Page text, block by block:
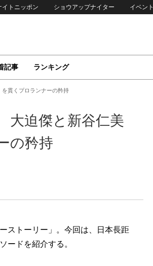
イトニッポン ショウアップナイター イベント
記事 ランキング
貫くプロランナーの矜持
大迫傑と新谷仁美
の矜持
ストーリー」。今回は、日本長距
ードを紹介する。